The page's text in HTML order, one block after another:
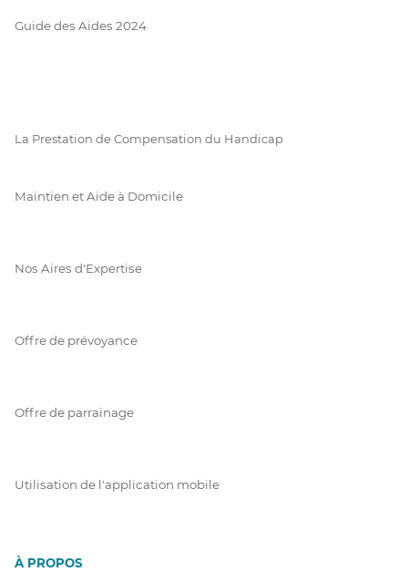
Guide des Aides 2024
La Prestation de Compensation du Handicap
Maintien et Aide à Domicile
Nos Aires d'Expertise
Offre de prévoyance
Offre de parrainage
Utilisation de l'application mobile
À PROPOS